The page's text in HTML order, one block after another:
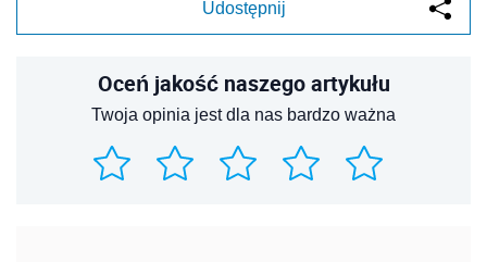
Udostępnij
Oceń jakość naszego artykułu
Twoja opinia jest dla nas bardzo ważna